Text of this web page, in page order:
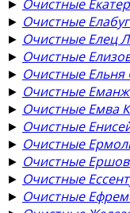
► Очистные
► Очистные
► Очистные Елец
► Очистные
► Очистные Ельня
► Очистные
► Очистные Емва
► Очистные
► Очистные
► Очистные Ершов
► Очистные
► Очистные